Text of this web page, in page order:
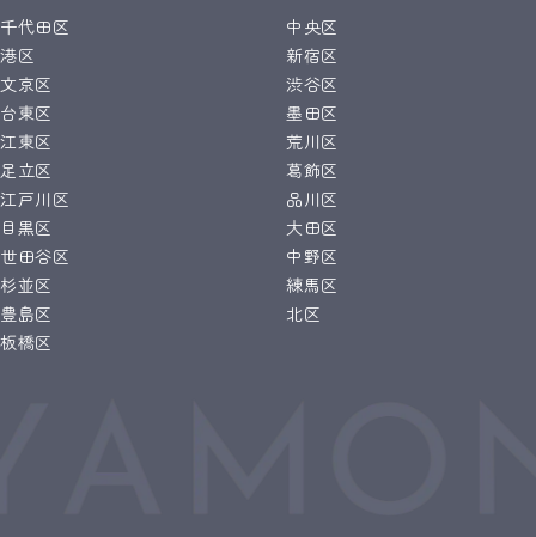
千代田区
中央区
港区
新宿区
文京区
渋谷区
台東区
墨田区
江東区
荒川区
足立区
葛飾区
江戸川区
品川区
目黒区
大田区
世田谷区
中野区
杉並区
練馬区
豊島区
北区
板橋区